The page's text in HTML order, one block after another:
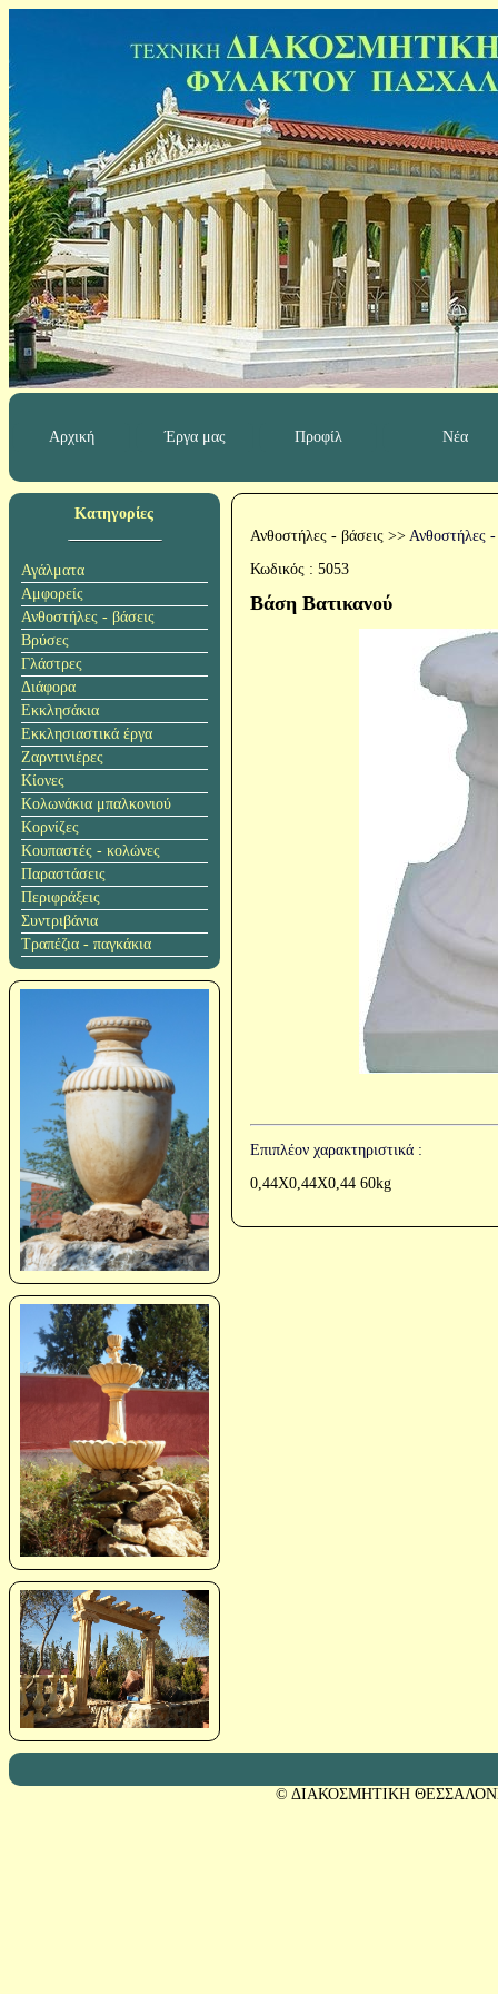
Αρχική Έργα μας Προφίλ Νέα
Κατηγορίες
Αγάλματα
Αμφορείς
Ανθοστήλες - βάσεις
Βρύσες
Γλάστρες
Διάφορα
Εκκλησάκια
Εκκλησιαστικά έργα
Ζαρντινιέρες
Κίονες
Κολωνάκια μπαλκονιού
Κορνίζες
Κουπαστές - κολώνες
Παραστάσεις
Περιφράξεις
Συντριβάνια
Τραπέζια - παγκάκια
Ανθοστήλες - βάσεις >> Ανθοστήλες -
Κωδικός : 5053
Βάση Βατικανού
Επιπλέον χαρακτηριστικά :
0,44Χ0,44Χ0,44 60kg
© ΔΙΑΚΟΣΜΗΤΙΚΗ